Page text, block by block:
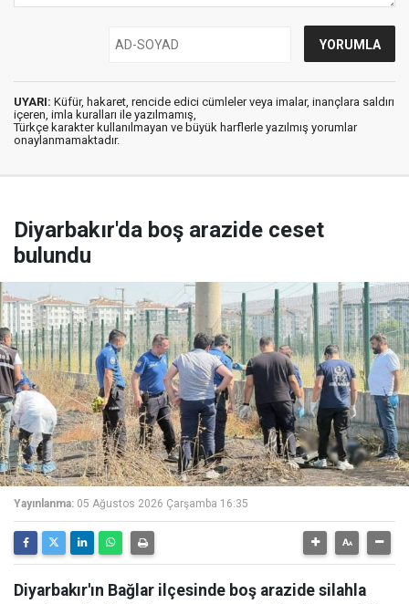
UYARI: Küfür, hakaret, rencide edici cümleler veya imalar, inançlara saldırı
içeren, imla kuralları ile yazılmamış,
Türkçe karakter kullanılmayan ve büyük harflerle yazılmış yorumlar
onaylanmamaktadır.
Diyarbakır'da boş arazide ceset
bulundu
Yayınlanma: 05 Ağustos 2026 Çarşamba 16:35
Diyarbakır'ın Bağlar ilçesinde boş arazide silahla